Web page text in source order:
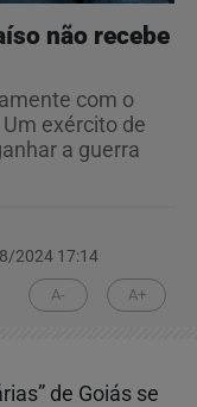
não recebe
com o
Um exército de
a guerra
2024 17:14
A- A+
de Goiás se